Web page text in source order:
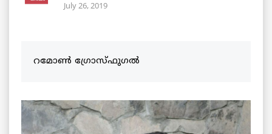
July 26, 2019
റമോൺ ഗ്രോസ്ഫുഗൽ